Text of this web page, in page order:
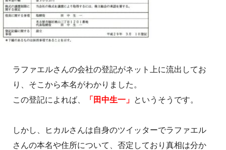
ラファエルさんの会社の登記がネット上に流出してお
り、そこから本名がわかりました。
この登記によれば、
「田中生一」 というそうです。
しかし、ヒカルさんは自身のツイッターでラファエル
さんの本名や住所について、否定しており真相は分か